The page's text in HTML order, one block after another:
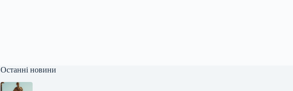
Останні новини